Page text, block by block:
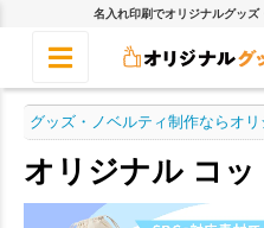
名入れ印刷でオリジナルグッズ
グッズ・ノベルティ制作ならオ
オリジナル コッ